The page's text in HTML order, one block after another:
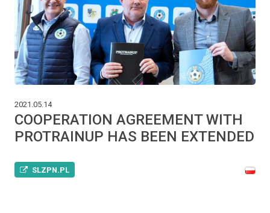
2021.05.14
COOPERATION AGREEMENT WITH
PROTRAINUP HAS BEEN EXTENDED
SLZPN.PL